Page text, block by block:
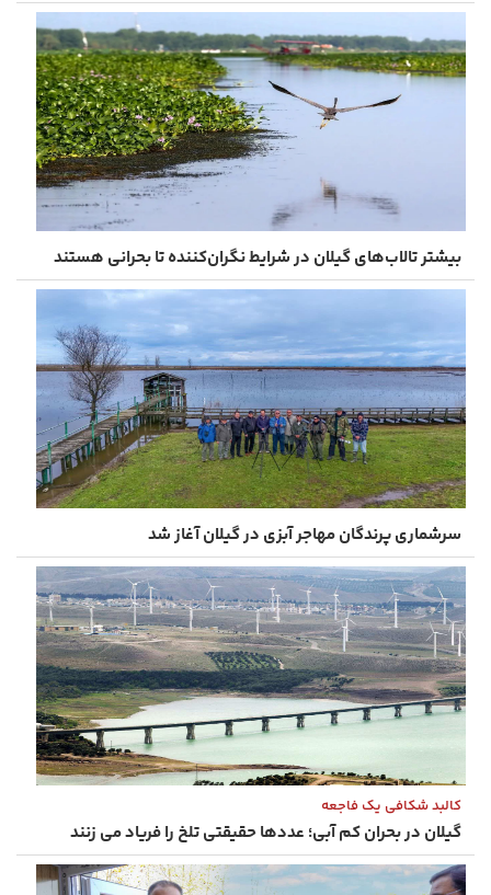
بیشتر تالاب‌های گیلان در شرایط نگران‌کننده تا بحرانی هستند
سرشماری پرندگان مهاجر آبزی در گیلان آغاز شد
کالبد شکافی یک فاجعه
گیلان در بحران کم‌ آبی؛ عددها حقیقتی تلخ را فریاد می زنند